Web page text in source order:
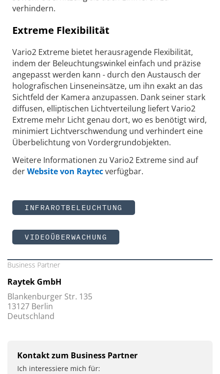
verhindern.
Extreme Flexibilität
Vario2 Extreme bietet herausragende Flexibilität,
indem der Beleuchtungswinkel einfach und präzise
angepasst werden kann - durch den Austausch der
holografischen Linseneinsätze, um ihn exakt an das
Sichtfeld der Kamera anzupassen. Dank seiner stark
diffusen, elliptischen Lichtverteilung liefert Vario2
Extreme mehr Licht genau dort, wo es benötigt wird,
minimiert Lichtverschwendung und verhindert eine
Überbelichtung von Vordergrundobjekten.
Weitere Informationen zu Vario2 Extreme sind auf
derWebsite von Raytecverfügbar.
INFRAROTBELEUCHTUNG
VIDEOÜBERWACHUNG
Business Partner
Raytek GmbH
Blankenburger Str. 135
13127 Berlin
Deutschland
Kontakt zum Business Partner
Ich interessiere mich für: